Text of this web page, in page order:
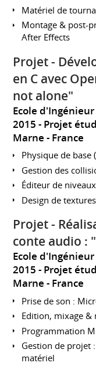
Matériel de
Montage & post-
After Effects
Projet -
en C avec
not alone"
Ecole d'Ingénieur
2015 Projet
Marne
France
Physique de base
Gestion des
Éditeur de
Design de
Projet -
conte audio :
Ecole d'Ingénieur
2015 Projet
Marne
France
Prise de son :
Edition, mixage &
Programmation
Gestion de projet
matériel